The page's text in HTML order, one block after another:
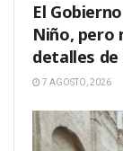
El
Niño, pero
detalles
7 AGOSTO, 2026